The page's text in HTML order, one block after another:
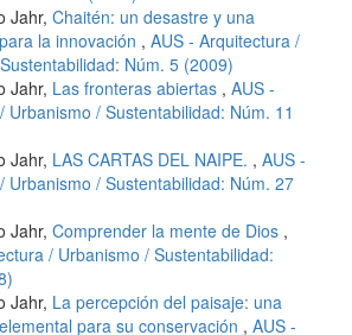
Jahr, Chaitén: un desastre y una
la innovación , AUS - Arquitectura /
Núm. 5 (2009)
Jahr, Las fronteras abiertas , AUS -
Urbanismo / Sustentabilidad: Núm. 11
Jahr, LAS CARTAS DEL NAIPE. , AUS -
Urbanismo / Sustentabilidad: Núm. 27
Jahr, Comprender la mente de Dios ,
/ Urbanismo / Sustentabilidad:
Jahr, La percepción del paisaje: una
para su conservación , AUS -